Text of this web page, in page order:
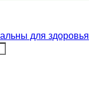
для здоровья